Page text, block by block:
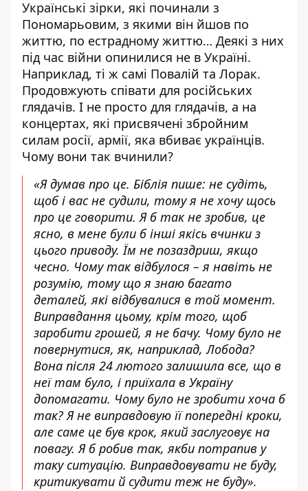
Українські зірки, які починали з
Пономарьовим, з якими він йшов по
життю, по естрадному життю… Деякі з них
під час війни опинилися не в Україні.
Наприклад, ті ж самі Повалій та Лорак.
Продовжують співати для російських
глядачів. І не просто для глядачів, а на
концертах, які присвячені збройним
силам росії, армії, яка вбиває українців.
Чому вони так вчинили?
«Я думав про це. Біблія пише: не судіть,
щоб і вас не судили, тому я не хочу щось
про це говорити. Я б так не зробив, це
ясно, в мене були б інші якісь вчинки з
цього приводу. Їм не позаздриш, якщо
чесно. Чому так відбулося – я навіть не
розумію, тому що я знаю багато
деталей, які відбувалися в той момент.
Виправдання цьому, крім того, щоб
заробити грошей, я не бачу. Чому було не
повернутися, як, наприклад, Лобода?
Вона після 24 лютого залишила все, що в
неї там було, і приїхала в Україну
допомагати. Чому було не зробити хоча б
так? Я не виправдовую її попередні кроки,
але саме це був крок, який заслуговує на
повагу. Я б робив так, якби потрапив у
таку ситуацію. Виправдовувати не буду,
критикувати й судити теж не буду».